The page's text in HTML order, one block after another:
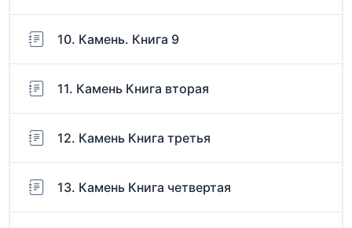
10. Камень. Книга 9
11. Камень Книга вторая
12. Камень Книга третья
13. Камень Книга четвертая